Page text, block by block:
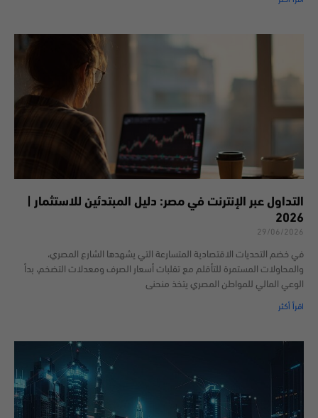
التداول عبر الإنترنت في مصر: دليل المبتدئين للاستثمار |
2026
29/06/2026
في خضم التحديات الاقتصادية المتسارعة التي يشهدها الشارع المصري،
والمحاولات المستمرة للتأقلم مع تقلبات أسعار الصرف ومعدلات التضخم، بدأ
الوعي المالي للمواطن المصري يتخذ منحنى
اقرأ أكثر